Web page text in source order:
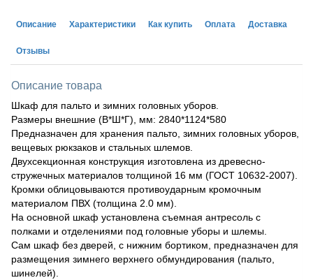
Описание Характеристики Как купить Оплата Доставка
Отзывы
Описание товара
Шкаф для пальто и зимних головных уборов.
Размеры внешние (В*Ш*Г), мм: 2840*1124*580
Предназначен для хранения пальто, зимних головных уборов,
вещевых рюкзаков и стальных шлемов.
Двухсекционная конструкция изготовлена из древесно-
стружечных материалов толщиной 16 мм (ГОСТ 10632-2007).
Кромки облицовываются противоударным кромочным
материалом ПВХ (толщина 2.0 мм).
На основной шкаф установлена съемная антресоль с
полками и отделениями под головные уборы и шлемы.
Сам шкаф без дверей, с нижним бортиком, предназначен для
размещения зимнего верхнего обмундирования (пальто,
шинелей).